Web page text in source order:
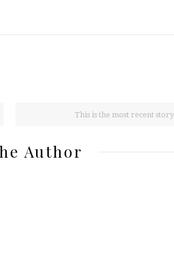
This is the most recent story
Author